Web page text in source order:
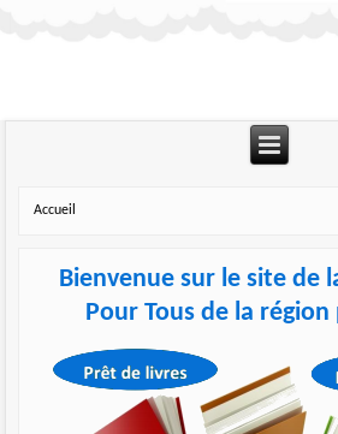
Accueil
Bienvenue sur le site de
Pour Tous de la